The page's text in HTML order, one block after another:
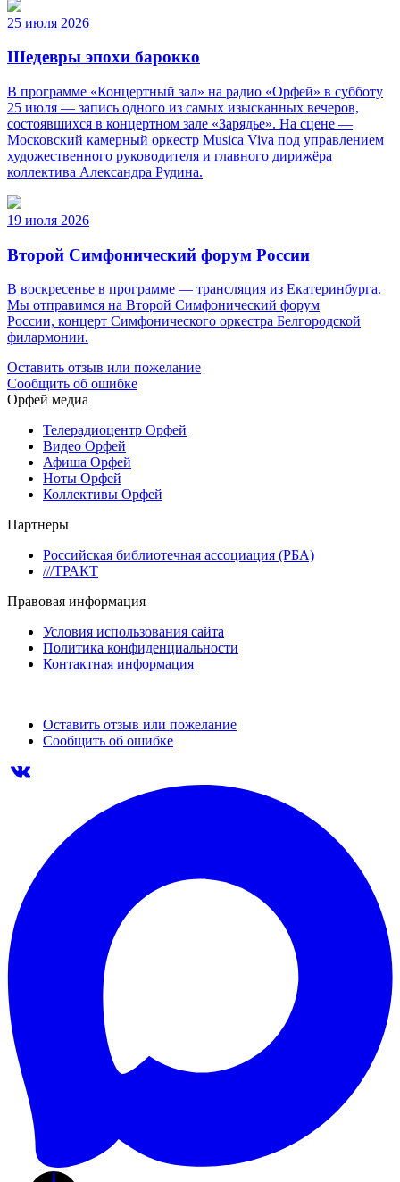
25 июля 2026
Шедевры эпохи барокко
В программе «Концертный зал» на радио «Орфей» в субботу
25 июля — запись одного из самых изысканных вечеров,
состоявшихся в концертном зале «Зарядье». На сцене —
Московский камерный оркестр Musica Viva под управлением
художественного руководителя и главного дирижёра
коллектива Александра Рудина.
19 июля 2026
Второй Симфонический форум России
В воскресенье в программе — трансляция из Екатеринбурга.
Мы отправимся на Второй Симфонический форум
России, концерт Симфонического оркестра Белгородской
филармонии.
Оставить отзыв или пожелание
Сообщить об ошибке
Орфей медиа
Телерадиоцентр Орфей
Видео Орфей
Афиша Орфей
Ноты Орфей
Коллективы Орфей
Партнеры
Российская библиотечная ассоциация (РБА)
///ТРАКТ
Правовая информация
Условия использования сайта
Политика конфиденциальности
Контактная информация
Оставить отзыв или пожелание
Сообщить об ошибке